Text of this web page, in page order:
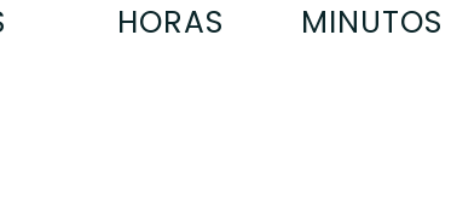
HORAS MINUTOS